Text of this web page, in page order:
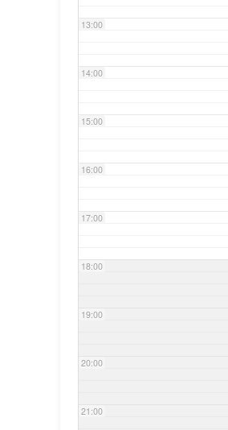
13:00
14:00
15:00
16:00
17:00
18:00
19:00
20:00
21:00